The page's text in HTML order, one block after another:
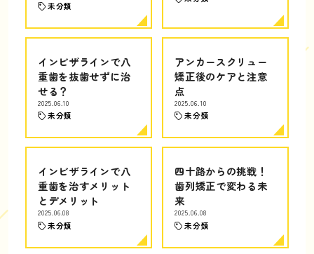
未分類
インビザラインで八
重歯を抜歯せずに治
せる？
2025.06.10
未分類
アンカースクリュー
矯正後のケアと注意
点
2025.06.10
未分類
インビザラインで八
重歯を治すメリット
とデメリット
2025.06.08
未分類
四十路からの挑戦！
歯列矯正で変わる未
来
2025.06.08
未分類